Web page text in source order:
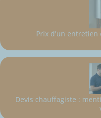
Prix d'un entretien
Devis chauffagiste :